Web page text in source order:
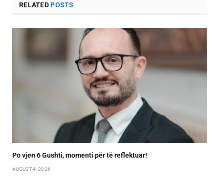
RELATEDPOSTS
Po vjen 6 Gushti, momenti për të reflektuar!
AUGUST 4, 2026